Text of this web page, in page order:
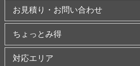
お見積り・お問い合わせ
ちょっとみ得
対応エリア